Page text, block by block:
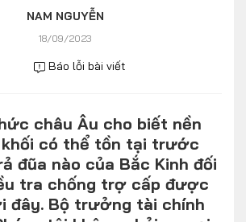
MODEL
NAM NGUYỄN
18/09/2023
Báo lỗi bài viết
châu Âu cho biết nền
có thể tồn tại trước
đũa nào của Bắc Kinh đối
tra chống trợ cấp được
đây. Bộ trưởng tài chính